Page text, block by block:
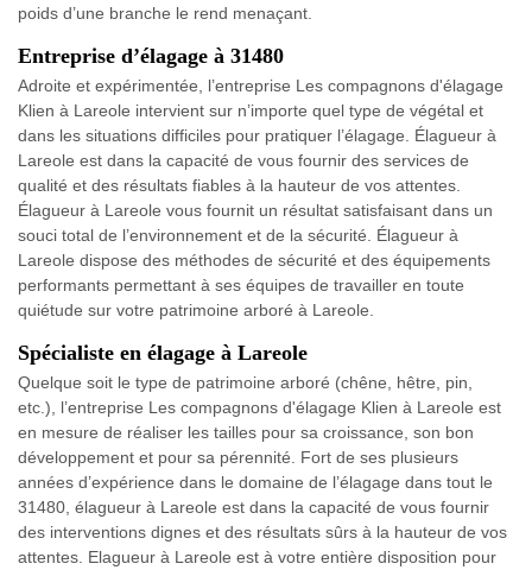
poids d’une branche le rend menaçant.
Entreprise d’élagage à 31480
Adroite et expérimentée, l’entreprise Les compagnons d'élagage
Klien à Lareole intervient sur n’importe quel type de végétal et
dans les situations difficiles pour pratiquer l’élagage. Élagueur à
Lareole est dans la capacité de vous fournir des services de
qualité et des résultats fiables à la hauteur de vos attentes.
Élagueur à Lareole vous fournit un résultat satisfaisant dans un
souci total de l’environnement et de la sécurité. Élagueur à
Lareole dispose des méthodes de sécurité et des équipements
performants permettant à ses équipes de travailler en toute
quiétude sur votre patrimoine arboré à Lareole.
Spécialiste en élagage à Lareole
Quelque soit le type de patrimoine arboré (chêne, hêtre, pin,
etc.), l’entreprise Les compagnons d'élagage Klien à Lareole est
en mesure de réaliser les tailles pour sa croissance, son bon
développement et pour sa pérennité. Fort de ses plusieurs
années d’expérience dans le domaine de l’élagage dans tout le
31480, élagueur à Lareole est dans la capacité de vous fournir
des interventions dignes et des résultats sûrs à la hauteur de vos
attentes. Elagueur à Lareole est à votre entière disposition pour